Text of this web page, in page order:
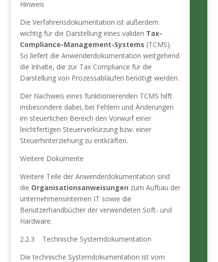
Hinweis
Die Verfahrensdokumentation ist außerdem
wichtig für die Darstellung eines validen Tax-
Compliance-Management-Systems (TCMS).
So liefert die Anwenderdokumentation weitgehend
die Inhalte, die zur Tax Compliance für die
Darstellung von Prozessabläufen benötigt werden.
Der Nachweis eines funktionierenden TCMS hilft
insbesondere dabei, bei Fehlern und Änderungen
im steuerlichen Bereich den Vorwurf einer
leichtfertigen Steuerverkürzung bzw. einer
Steuerhinterziehung zu entkräften.
Weitere Dokumente
Weitere Teile der Anwenderdokumentation sind
die Organisationsanweisungen zum Aufbau der
unternehmensinternen IT sowie die
Benutzerhandbücher der verwendeten Soft- und
Hardware.
2.2.3 Technische Systemdokumentation
Die technische Systemdokumentation ist vom